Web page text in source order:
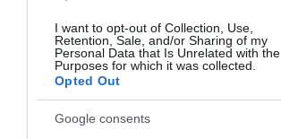
I want to opt-out of Collection, Use,
Retention, Sale, and/or Sharing of my
Personal Data that Is Unrelated with the
Purposes for which it was collected.
Opted Out
Google consents
καλοκαιριού έχει την
υπογραφή της Xiaomi
31.07.2026
ΟΛΗ Η ΡΟΗ ΕΙΔΗΣΕΩΝ